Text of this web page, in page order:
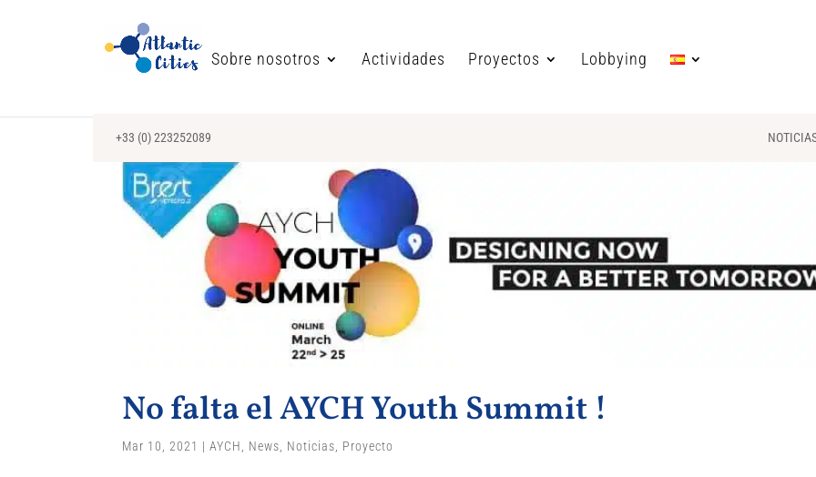
Sobre nosotros Actividades Proyectos Lobbying
+33 (0) 223252089
No falta el AYCH Youth Summit !
Mar 10, 2021 |AYCH News Noticias Proyecto